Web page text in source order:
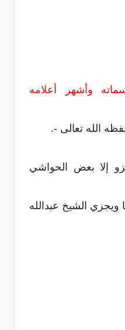
وأشهر أعلامه
الله تعالى -.
إلا بعض الحواشي
ويجزي الشيخ عبدالله